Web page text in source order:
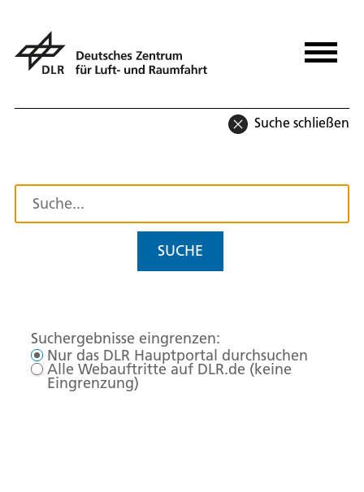
Suche schließen
SUCHE
Suchergebnisse eingrenzen:
Nur das DLR Hauptportal durchsuchen
Alle Webauftritte auf DLR.de (keine
Eingrenzung)